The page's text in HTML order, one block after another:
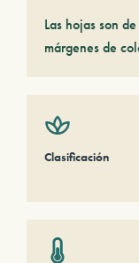
Las hojas son
márgenes de
Clasificación